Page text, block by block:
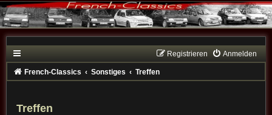
Anmelden
Registrieren
French-Classics Sonstiges Treffen
Treffen